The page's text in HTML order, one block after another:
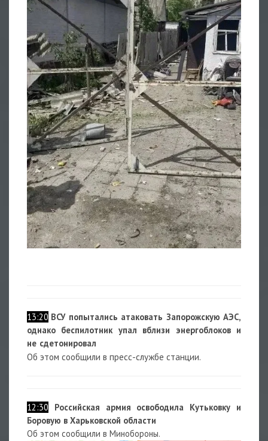
13:20 ВСУ попытались атаковать Запорожскую АЭС,
однако беспилотник упал вблизи энергоблоков и
не сдетонировал
Об этом сообщили в пресс-службе станции.
12:30
Российская армия освободила Кутьковку и
Боровую в Харьковской области
Об этом сообщили в Минобороны.